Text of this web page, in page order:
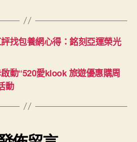
找包養網心得：銘刻亞運榮光
動“520愛klook 旅遊優惠購周
動